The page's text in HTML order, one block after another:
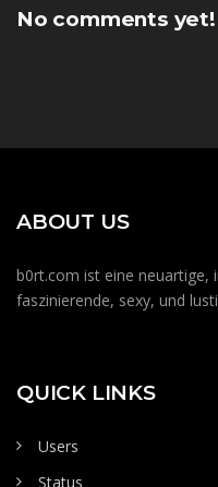
No comments yet!
ABOUT US
b0rt.com ist eine neuartige,
faszinierende, sexy, und
QUICK LINKS
Users
Status